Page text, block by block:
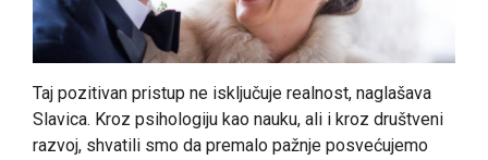
Taj pozitivan pristup ne isključuje realnost, naglašava
Slavica. Kroz psihologiju kao nauku, ali i kroz društveni
razvoj, shvatili smo da premalo pažnje posvećujemo